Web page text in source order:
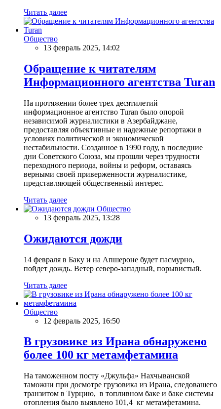
Читать далее
Общество
13 февраль 2025, 14:02
Обращение к читателям
Информационного агентства Turan
На протяжении более трех десятилетий
информационное агентство Turan было опорой
независимой журналистики в Азербайджане,
предоставляя объективные и надежные репортажи в
условиях политической и экономической
нестабильности. Созданное в 1990 году, в последние
дни Советского Союза, мы прошли через трудности
переходного периода, войны и реформ, оставаясь
верными своей приверженности журналистике,
представляющей общественный интерес.
Читать далее
Общество
13 февраль 2025, 13:28
Ожидаются дожди
14 февраля в Баку и на Апшероне будет пасмурно,
пойдет дождь. Ветер северо-западный, порывистый.
Читать далее
Общество
12 февраль 2025, 16:50
В грузовике из Ирана обнаружено
более 100 кг метамфетамина
На таможенном посту «Джульфа» Нахчыванской
таможни при досмотре грузовика из Ирана, следовашего
транзитом в Турцию, в топливном баке и баке системы
отопления было выявлено 101,4 кг метамфетамина.